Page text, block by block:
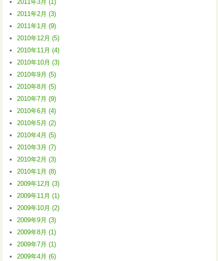
2011年3月 (1)
2011年2月 (3)
2011年1月 (9)
2010年12月 (5)
2010年11月 (4)
2010年10月 (3)
2010年9月 (5)
2010年8月 (5)
2010年7月 (9)
2010年6月 (4)
2010年5月 (2)
2010年4月 (5)
2010年3月 (7)
2010年2月 (3)
2010年1月 (8)
2009年12月 (3)
2009年11月 (1)
2009年10月 (2)
2009年9月 (3)
2009年8月 (1)
2009年7月 (1)
2009年4月 (6)